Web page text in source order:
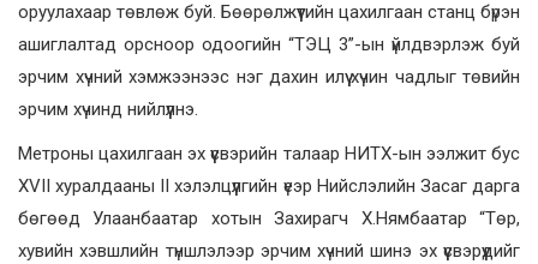
оруулахаар төвлөж буй. Бөөрөлжүүтийн цахилгаан станц бүрэн
ашиглалтад орсноор одоогийн “ТЭЦ 3”-ын үйлдвэрлэж буй
эрчим хүчний хэмжээнээс нэг дахин илүү хүчин чадлыг төвийн
эрчим хүчинд нийлүүлнэ.
Mетроны цахилгаан эх үүсвэрийн талаар НИТХ-ын ээлжит бус
XVII хуралдааны II хэлэлцүүлгийн үеэр Нийслэлийн Засаг дарга
бөгөөд Улаанбаатар хотын Захирагч Х.Нямбаатар “Төр,
хувийн хэвшлийн түншлэлээр эрчим хүчний шинэ эх үүсвэрүүдийг